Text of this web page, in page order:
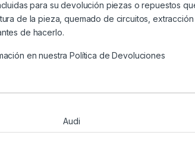
para su devolución piezas o repuestos
de la pieza, quemado de circuitos,
de hacerlo.
en nuestraPolítica de Devoluciones
Audi